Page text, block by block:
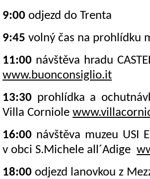
9:00 odjezd do Trenta
9:45 volný čas na prohlídku
11:00 návštěva hradu
www.buonconsiglio.it
13:30 prohlídka a
Villa Corniole
16:00 návštěva muzeu USI E
v obci S.Michele all´Adige
18:00 odjezd lanovkou z